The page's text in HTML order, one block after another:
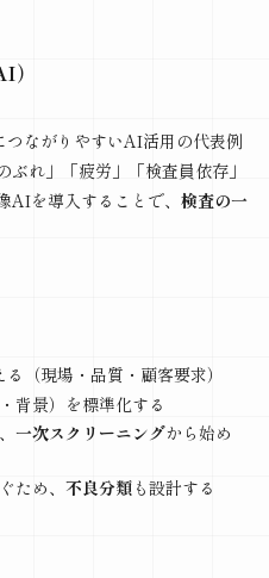
ながりやすいAI活用の代表例
れ」「疲労」「検査員依存」
AIを導入することで、 検査の一
（現場・品質・顧客要求）
背景）を標準化する
一次スクリーニングから始め
ため、 不良分類も設計する